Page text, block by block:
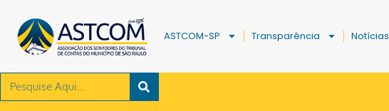
ASTCOM-SP Transparência Notícias